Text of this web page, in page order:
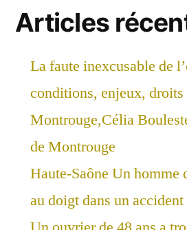
Articles
La faute inexcusable de
conditions, enjeux, droits
Montrouge,Célia
de Montrouge
Haute-Saône Un homme
au doigt dans un